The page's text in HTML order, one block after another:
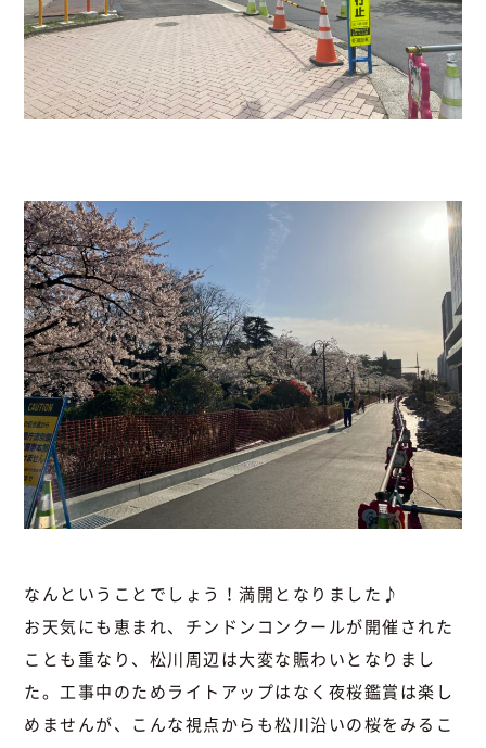
なんということでしょう！満開となりました♪
お天気にも恵まれ、チンドンコンクールが開催された
ことも重なり、松川周辺は大変な賑わいとなりまし
た。工事中のためライトアップはなく夜桜鑑賞は楽し
めませんが、こんな視点からも松川沿いの桜をみるこ